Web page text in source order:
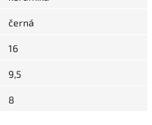
černá
16
9,5
8